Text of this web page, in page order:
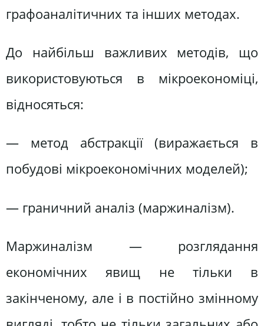
графоаналітичних та інших методах.
До найбільш важливих методів, що
використовуються в мікроекономіці,
відносяться:
— метод абстракції (виражається в
побудові мікроекономічних моделей);
— граничний аналіз (маржиналізм).
Маржиналізм — розглядання
економічних явищ не тільки в
закінченому, але і в постійно змінному